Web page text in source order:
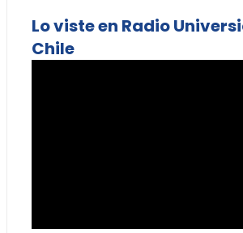
Lo viste en Radio
Chile